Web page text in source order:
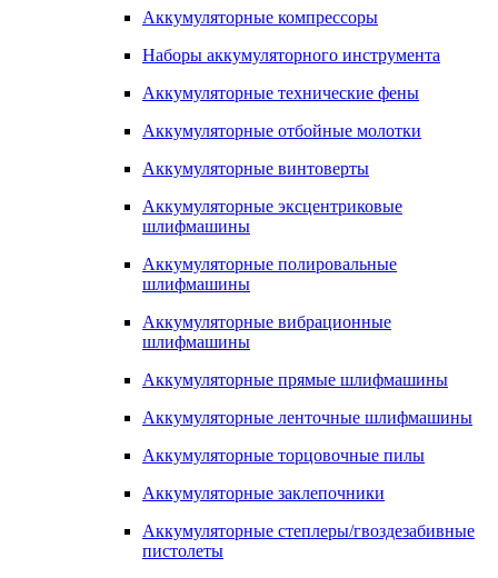
Аккумуляторные компрессоры
Наборы аккумуляторного инструмента
Аккумуляторные технические фены
Аккумуляторные отбойные молотки
Аккумуляторные винтоверты
Аккумуляторные эксцентриковые
шлифмашины
Аккумуляторные полировальные
шлифмашины
Аккумуляторные вибрационные
шлифмашины
Аккумуляторные прямые шлифмашины
Аккумуляторные ленточные шлифмашины
Аккумуляторные торцовочные пилы
Аккумуляторные заклепочники
Аккумуляторные степлеры/гвоздезабивные
пистолеты